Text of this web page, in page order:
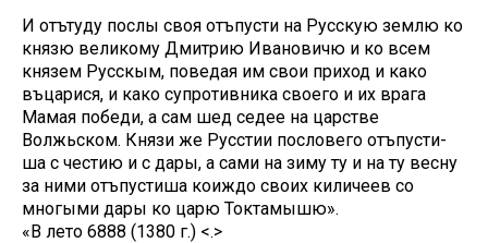
И отътуду послы своя отъпусти на Русскую землю ко
князю великому Дмитрию Ивановичю и ко всем
князем Русскым, поведая им свои приход и како
въцарися, и како супротивника своего и их врага
Мамая победи, а сам шед седее на царстве
Волжьском. Князи же Русстии пословего отъпусти-
ша с честию и с дары, а сами на зиму ту и на ту весну
за ними отъпустиша коиждо своих киличеев со
многыми дары ко царю Токтамышю».
«В лето 6888 (1380 г.) <.>